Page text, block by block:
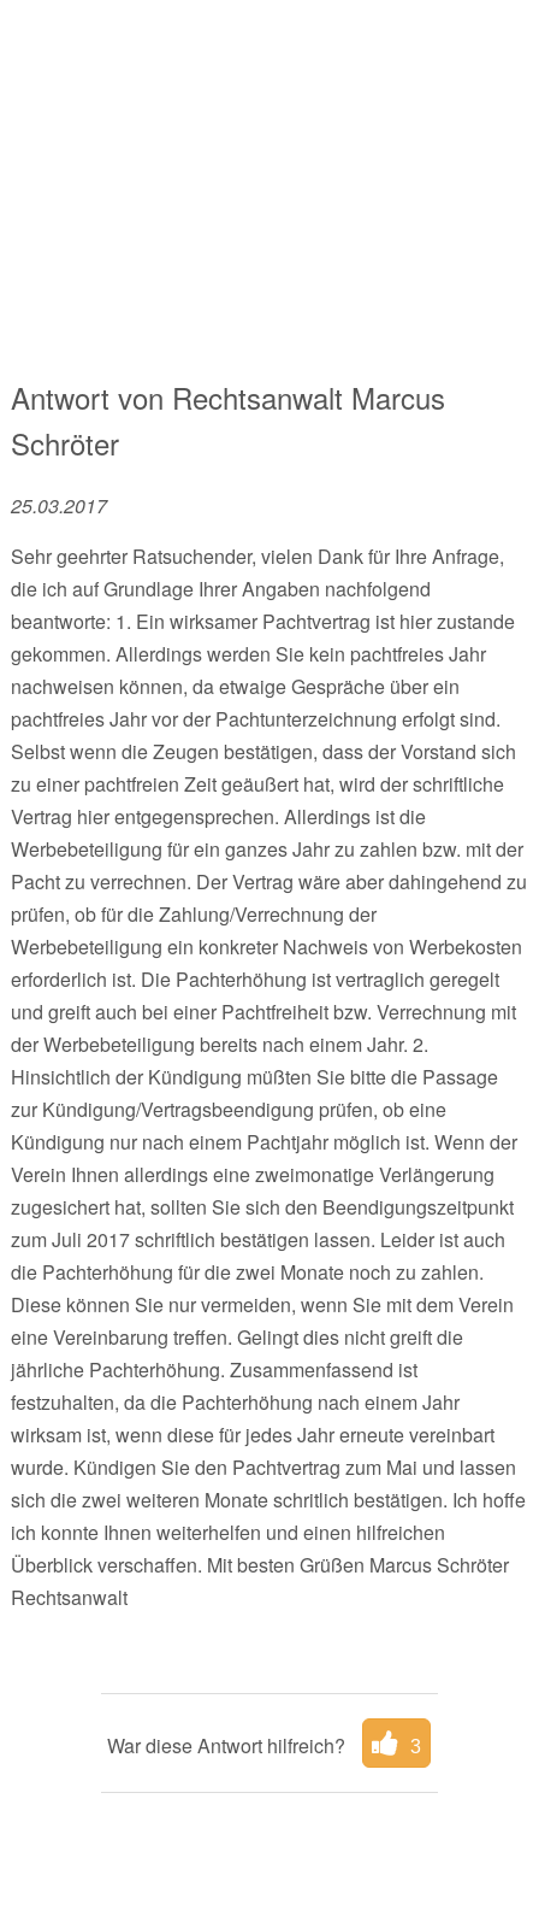
Antwort von Rechtsanwalt Marcus
Schröter
25.03.2017
Sehr geehrter Ratsuchender, vielen Dank für Ihre Anfrage,
die ich auf Grundlage Ihrer Angaben nachfolgend
beantworte: 1. Ein wirksamer Pachtvertrag ist hier zustande
gekommen. Allerdings werden Sie kein pachtfreies Jahr
nachweisen können, da etwaige Gespräche über ein
pachtfreies Jahr vor der Pachtunterzeichnung erfolgt sind.
Selbst wenn die Zeugen bestätigen, dass der Vorstand sich
zu einer pachtfreien Zeit geäußert hat, wird der schriftliche
Vertrag hier entgegensprechen. Allerdings ist die
Werbebeteiligung für ein ganzes Jahr zu zahlen bzw. mit der
Pacht zu verrechnen. Der Vertrag wäre aber dahingehend zu
prüfen, ob für die Zahlung/Verrechnung der
Werbebeteiligung ein konkreter Nachweis von Werbekosten
erforderlich ist. Die Pachterhöhung ist vertraglich geregelt
und greift auch bei einer Pachtfreiheit bzw. Verrechnung mit
der Werbebeteiligung bereits nach einem Jahr. 2.
Hinsichtlich der Kündigung müßten Sie bitte die Passage
zur Kündigung/Vertragsbeendigung prüfen, ob eine
Kündigung nur nach einem Pachtjahr möglich ist. Wenn der
Verein Ihnen allerdings eine zweimonatige Verlängerung
zugesichert hat, sollten Sie sich den Beendigungszeitpunkt
zum Juli 2017 schriftlich bestätigen lassen. Leider ist auch
die Pachterhöhung für die zwei Monate noch zu zahlen.
Diese können Sie nur vermeiden, wenn Sie mit dem Verein
eine Vereinbarung treffen. Gelingt dies nicht greift die
jährliche Pachterhöhung. Zusammenfassend ist
festzuhalten, da die Pachterhöhung nach einem Jahr
wirksam ist, wenn diese für jedes Jahr erneute vereinbart
wurde. Kündigen Sie den Pachtvertrag zum Mai und lassen
sich die zwei weiteren Monate schritlich bestätigen. Ich hoffe
ich konnte Ihnen weiterhelfen und einen hilfreichen
Überblick verschaffen. Mit besten Grüßen Marcus Schröter
Rechtsanwalt
War diese Antwort hilfreich? 3